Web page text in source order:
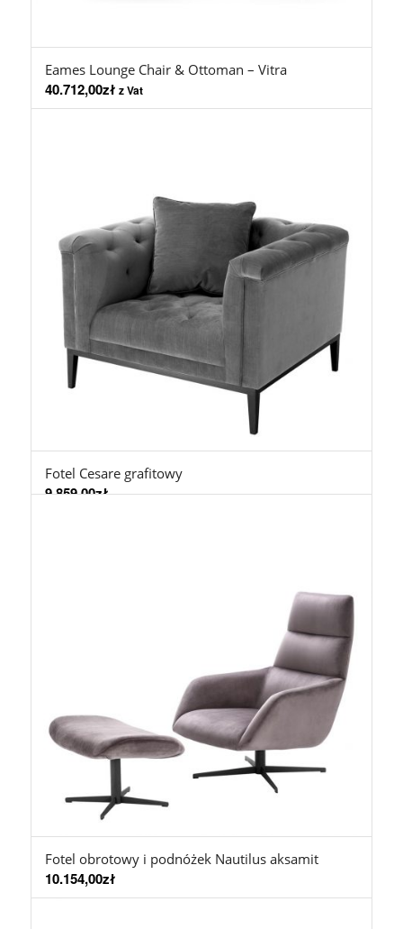
Eames Lounge Chair & Ottoman – Vitra
40.712,00zł z Vat
Fotel Cesare grafitowy
9.859,00zł
Fotel obrotowy i podnóżek Nautilus aksamit
10.154,00zł